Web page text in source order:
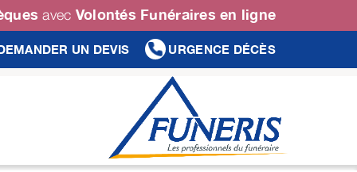
avec Volontés Funéraires en ligne
UN DEVIS URGENCE DÉCÈS